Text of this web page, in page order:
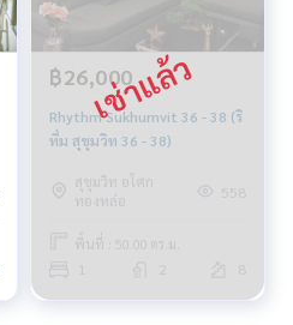
฿26,000
Rhythm Sukhumvit 36 - 38 (ริ
ทึ่ม สุขุมวิท 36 - 38)
สุขุมวิท อโศก
ทองหล่อ
558
พื้นที่ : 50.00 ตร.ม.
8